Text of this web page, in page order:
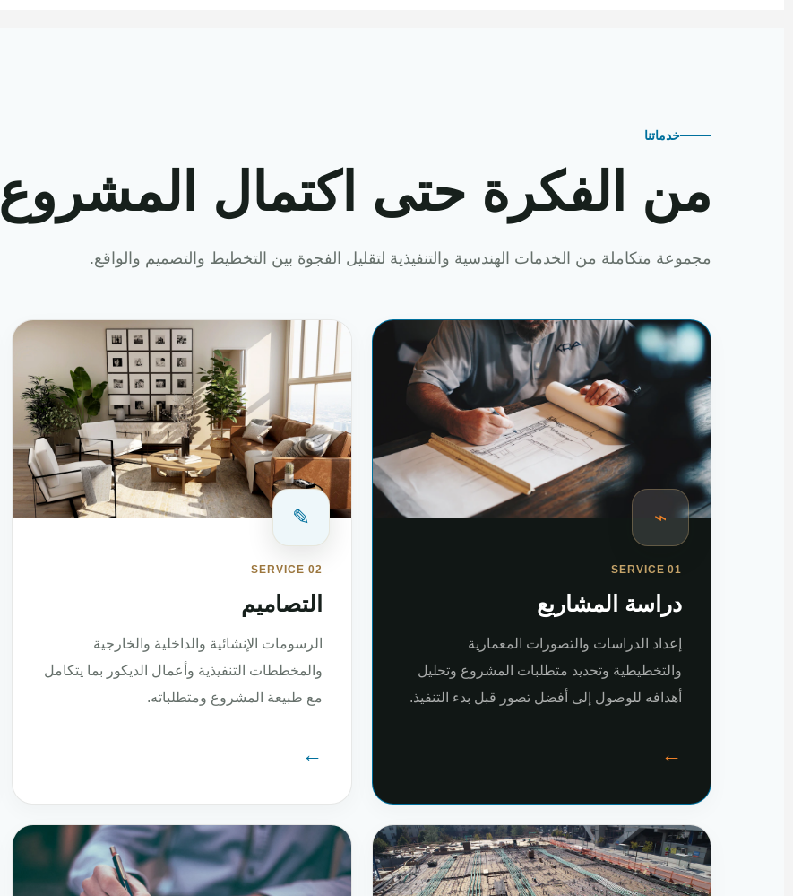
خدماتنا
من الفكرة حتى اكتمال المشروع
مجموعة متكاملة من الخدمات الهندسية والتنفيذية لتقليل الفجوة بين التخطيط والتصميم والواقع.
⌁
SERVICE 01
دراسة المشاريع
إعداد الدراسات والتصورات المعمارية
والتخطيطية وتحديد متطلبات المشروع وتحليل
أهدافه للوصول إلى أفضل تصور قبل بدء التنفيذ.
←
✎
SERVICE 02
التصاميم
الرسومات الإنشائية والداخلية والخارجية
والمخططات التنفيذية وأعمال الديكور بما يتكامل
مع طبيعة المشروع ومتطلباته.
←